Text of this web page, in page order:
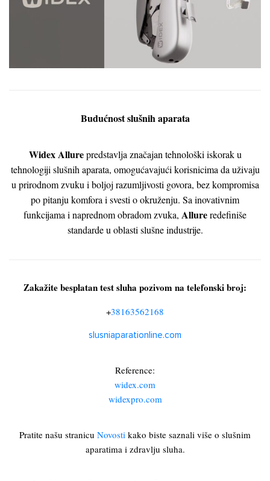
Budućnost slušnih aparata
Widex Allurepredstavlja značajan tehnološki iskorak u
tehnologiji slušnih aparata, omogućavajući korisnicima da uživaju
u prirodnom zvuku i boljoj razumljivosti govora, bez kompromisa
po pitanju komfora i svesti o okruženju. Sa inovativnim
funkcijama i naprednom obradom zvuka, Allureredefiniše
standarde u oblasti slušne industrije.
Zakažite besplatan test sluha pozivom na telefonski broj:
+38163562168
slusniaparationline.com
Reference:
widex.com
widexpro.com
Pratite našu stranicu Novosti kako biste saznali više o slušnim
aparatima i zdravlju sluha.